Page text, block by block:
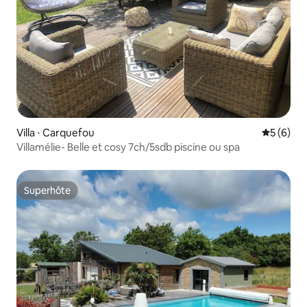
Villa ⋅ Carquefou
5 (6)
Villamélie- Belle et cosy 7ch/5sdb piscine ou spa
Superhôte
Superhôte